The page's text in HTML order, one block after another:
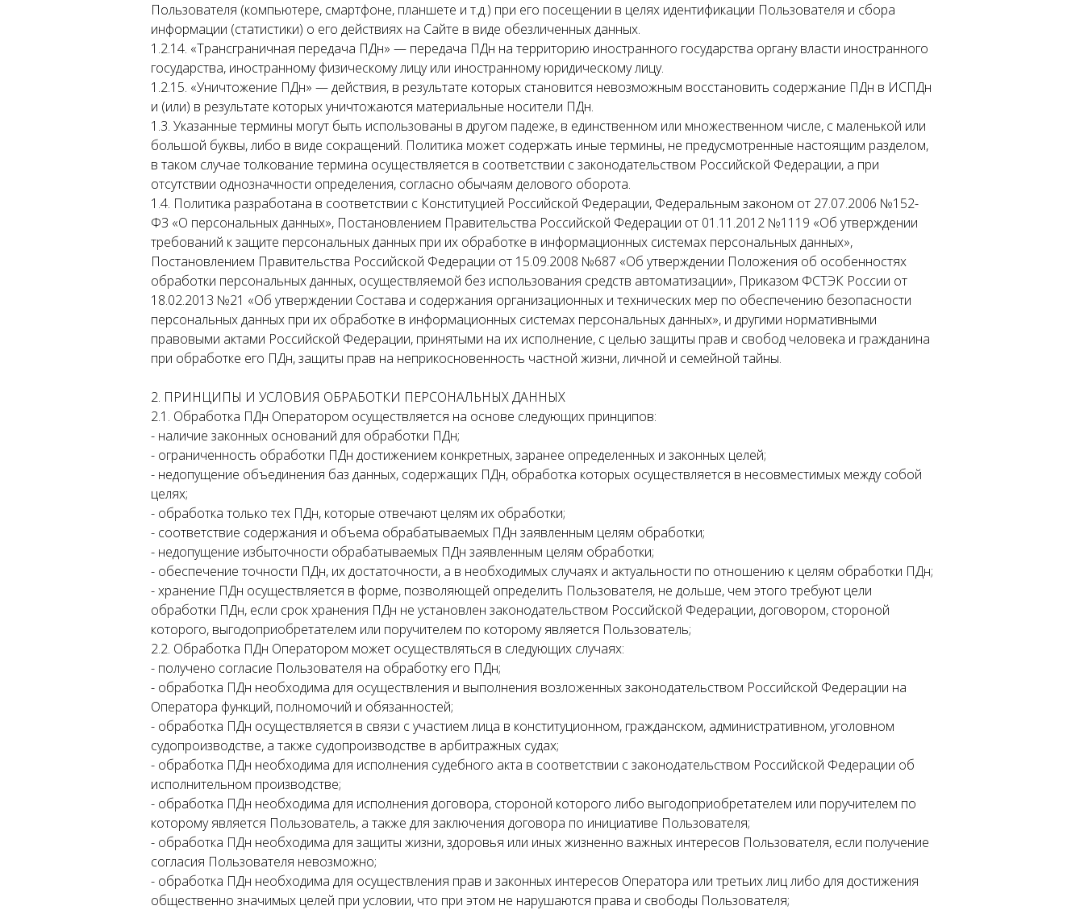
Пользователя (компьютере, смартфоне, планшете и т.д.) при его посещении в целях идентификации Пользователя и сбора
информации (статистики) о его действиях на Сайте в виде обезличенных данных.
1.2.14. «Трансграничная передача ПДн» — передача ПДн на территорию иностранного государства органу власти иностранного
государства, иностранному физическому лицу или иностранному юридическому лицу.
1.2.15. «Уничтожение ПДн» — действия, в результате которых становится невозможным восстановить содержание ПДн в ИСПДн
и (или) в результате которых уничтожаются материальные носители ПДн.
1.3. Указанные термины могут быть использованы в другом падеже, в единственном или множественном числе, с маленькой или
большой буквы, либо в виде сокращений. Политика может содержать иные термины, не предусмотренные настоящим разделом,
в таком случае толкование термина осуществляется в соответствии с законодательством Российской Федерации, а при
отсутствии однозначности определения, согласно обычаям делового оборота.
1.4. Политика разработана в соответствии с Конституцией Российской Федерации, Федеральным законом от 27.07.2006 №152-
ФЗ «О персональных данных», Постановлением Правительства Российской Федерации от 01.11.2012 №1119 «Об утверждении
требований к защите персональных данных при их обработке в информационных системах персональных данных»,
Постановлением Правительства Российской Федерации от 15.09.2008 №687 «Об утверждении Положения об особенностях
обработки персональных данных, осуществляемой без использования средств автоматизации», Приказом ФСТЭК России от
18.02.2013 №21 «Об утверждении Состава и содержания организационных и технических мер по обеспечению безопасности
персональных данных при их обработке в информационных системах персональных данных», и другими нормативными
правовыми актами Российской Федерации, принятыми на их исполнение, с целью защиты прав и свобод человека и гражданина
при обработке его ПДн, защиты прав на неприкосновенность частной жизни, личной и семейной тайны.
2. ПРИНЦИПЫ И УСЛОВИЯ ОБРАБОТКИ ПЕРСОНАЛЬНЫХ ДАННЫХ
2.1. Обработка ПДн Оператором осуществляется на основе следующих принципов:
- наличие законных оснований для обработки ПДн;
- ограниченность обработки ПДн достижением конкретных, заранее определенных и законных целей;
- недопущение объединения баз данных, содержащих ПДн, обработка которых осуществляется в несовместимых между собой
целях;
- обработка только тех ПДн, которые отвечают целям их обработки;
- соответствие содержания и объема обрабатываемых ПДн заявленным целям обработки;
- недопущение избыточности обрабатываемых ПДн заявленным целям обработки;
- обеспечение точности ПДн, их достаточности, а в необходимых случаях и актуальности по отношению к целям обработки ПДн;
- хранение ПДн осуществляется в форме, позволяющей определить Пользователя, не дольше, чем этого требуют цели
обработки ПДн, если срок хранения ПДн не установлен законодательством Российской Федерации, договором, стороной
которого, выгодоприобретателем или поручителем по которому является Пользователь;
2.2. Обработка ПДн Оператором может осуществляться в следующих случаях:
- получено согласие Пользователя на обработку его ПДн;
- обработка ПДн необходима для осуществления и выполнения возложенных законодательством Российской Федерации на
Оператора функций, полномочий и обязанностей;
- обработка ПДн осуществляется в связи с участием лица в конституционном, гражданском, административном, уголовном
судопроизводстве, а также судопроизводстве в арбитражных судах;
- обработка ПДн необходима для исполнения судебного акта в соответствии с законодательством Российской Федерации об
исполнительном производстве;
- обработка ПДн необходима для исполнения договора, стороной которого либо выгодоприобретателем или поручителем по
которому является Пользователь, а также для заключения договора по инициативе Пользователя;
- обработка ПДн необходима для защиты жизни, здоровья или иных жизненно важных интересов Пользователя, если получение
согласия Пользователя невозможно;
- обработка ПДн необходима для осуществления прав и законных интересов Оператора или третьих лиц либо для достижения
общественно значимых целей при условии, что при этом не нарушаются права и свободы Пользователя;